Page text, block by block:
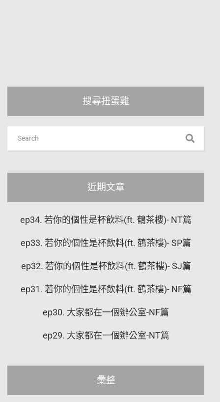
搜尋扭蛋雞
近期文章
ep34. 若你的個性是杯飲料(ft. 鶴茶樓)- NT篇
ep33. 若你的個性是杯飲料(ft. 鶴茶樓)- SP篇
ep32. 若你的個性是杯飲料(ft. 鶴茶樓)- SJ篇
ep31. 若你的個性是杯飲料(ft. 鶴茶樓)- NF篇
ep30. 大家都在一個辦公室-NF篇
ep29. 大家都在一個辦公室-NT篇
彙整